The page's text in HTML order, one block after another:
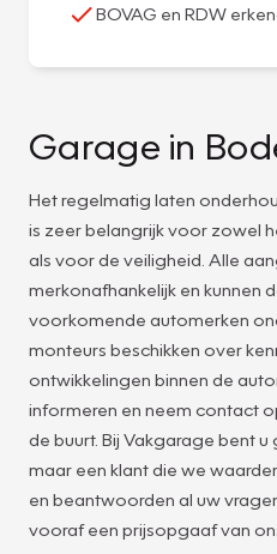
BOVAG en RDW
Garage in
Het regelmatig laten
is zeer belangrijk voor zowel
als voor de veiligheid. Alle
merkonafhankelijk en kunnen
voorkomende automerken
monteurs beschikken over
ontwikkelingen binnen de
informeren en neem contact
de buurt. Bij Vakgarage bent u
maar een klant die we
en beantwoorden al uw
vooraf een prijsopgaaf van